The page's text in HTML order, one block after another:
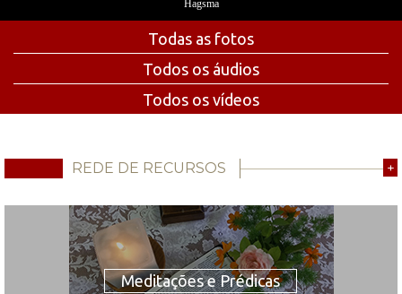
Hagsma
Todas as fotos
Todos os áudios
Todos os vídeos
REDE DE RECURSOS +
Meditações e Prédicas